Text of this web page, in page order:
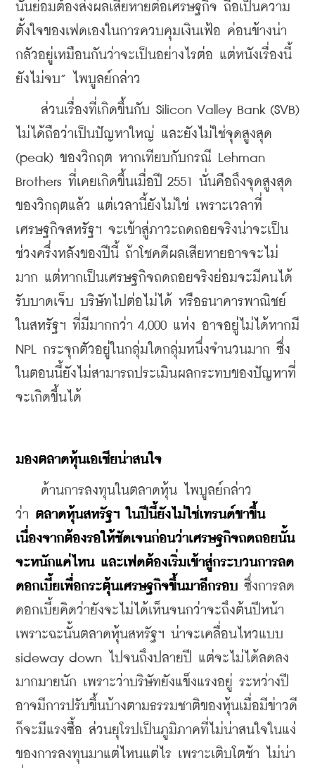
นั้นย่อมต้องส่งผลเสียหายต่อเศรษฐกิจ ถือเป็นความ
ตั้งใจของเฟดเองในการควบคุมเงินเฟ้อ ค่อนข้างน่า
กลัวอยู่เหมือนกันว่าจะเป็นอย่างไรต่อ แต่หนังเรื่องนี้
ยังไม่จบ” ไพบูลย์กล่าว
ส่วนเรื่องที่เกิดขึ้นกับ Silicon Valley Bank (SVB)
ไม่ได้ถือว่าเป็นปัญหาใหญ่ และยังไม่ใช่จุดสูงสุด
(peak) ของวิกฤต หากเทียบกับกรณี Lehman
Brothers ที่เคยเกิดขึ้นเมื่อปี 2551 นั่นคือถึงจุดสูงสุด
ของวิกฤตแล้ว แต่เวลานี้ยังไม่ใช่ เพราะเวลาที่
เศรษฐกิจสหรัฐฯ จะเข้าสู่ภาวะถดถอยจริงน่าจะเป็น
ช่วงครึ่งหลังของปีนี้ ถ้าโชคดีผลเสียหายอาจจะไม่
มาก แต่หากเป็นเศรษฐกิจถดถอยจริงย่อมจะมีคนได้
รับบาดเจ็บ บริษัทไปต่อไม่ได้ หรือธนาคารพาณิชย์
ในสหรัฐฯ ที่มีมากกว่า 4,000 แห่ง อาจอยู่ไม่ได้หากมี
NPL กระจุกตัวอยู่ในกลุ่มใดกลุ่มหนึ่งจำนวนมาก ซึ่ง
ในตอนนี้ยังไม่สามารถประเมินผลกระทบของปัญหาที่
จะเกิดขึ้นได้
มองตลาดหุ้นเอเชียน่าสนใจ
ด้านการลงทุนในตลาดหุ้น ไพบูลย์กล่าว
ว่า ตลาดหุ้นสหรัฐฯ ในปีนี้ยังไม่ใช่เทรนด์ขาขึ้น
เนื่องจากต้องรอให้ชัดเจนก่อนว่าเศรษฐกิจถดถอยนั้น
จะหนักแค่ไหน และเฟดต้องเริ่มเข้าสู่กระบวนการลด
ดอกเบี้ยเพื่อกระตุ้นเศรษฐกิจขึ้นมาอีกรอบ ซึ่งการลด
ดอกเบี้ยคิดว่ายังจะไม่ได้เห็นจนกว่าจะถึงต้นปีหน้า
เพราะฉะนั้นตลาดหุ้นสหรัฐฯ น่าจะเคลื่อนไหวแบบ
sideway down ไปจนถึงปลายปี แต่จะไม่ได้ลดลง
มากมายนัก เพราะว่าบริษัทยังแข็งแรงอยู่ ระหว่างปี
อาจมีการปรับขึ้นบ้างตามธรรมชาติของหุ้นเมื่อมีข่าวดี
ก็จะมีแรงซื้อ ส่วนยุโรปเป็นภูมิภาคที่ไม่น่าสนใจในแง่
ของการลงทุนมาแต่ไหนแต่ไร เพราะเติบโตช้า ไม่น่า